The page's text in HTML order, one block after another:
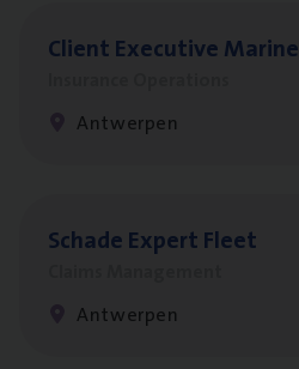
Client Exe­cu­ti­ve Marine
Antwerpen
Scha­de Expert Fleet
Antwerpen